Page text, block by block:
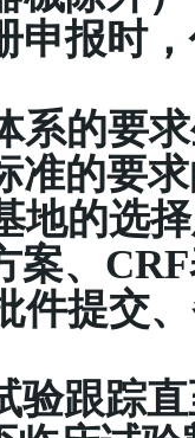
申报时
系的要
准的要
地的选
案、
件提交
验跟踪